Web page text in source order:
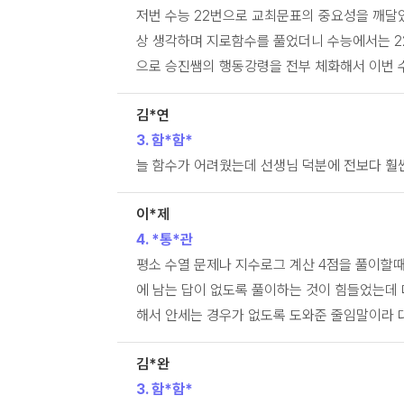
저번 수능 22번으로 교최문표의 중요성을 깨
상 생각하며 지로함수를 풀었더니 수능에서는
으로 승진쌤의 행동강령을 전부 체화해서 이번
김*연
3. 함*함*
늘 함수가 어려웠는데 선생님 덕분에 전보다
이*제
4. *통*관
평소 수열 문제나 지수로그 계산 4점을 풀이할
에 남는 답이 없도록 풀이하는 것이 힘들었는
해서 안세는 경우가 없도록 도와준 줄임말이라
김*완
3. 함*함*